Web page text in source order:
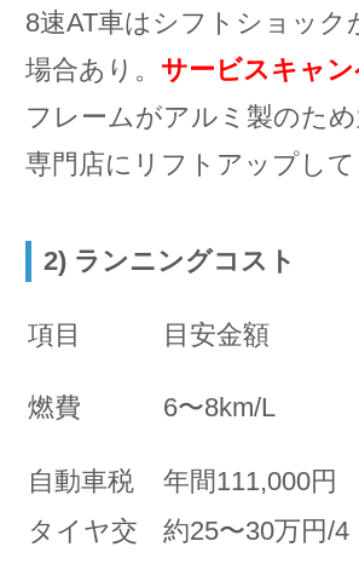
8速AT車はシフトショッ
場合あり。 サービスキャ
フレームがアルミ製のため
専門店にリフトアップし
2) ランニングコスト
項目 目安金額
燃費 6〜8km/L
自動車税
年間111,000円
タイヤ交
約25〜30万円/4